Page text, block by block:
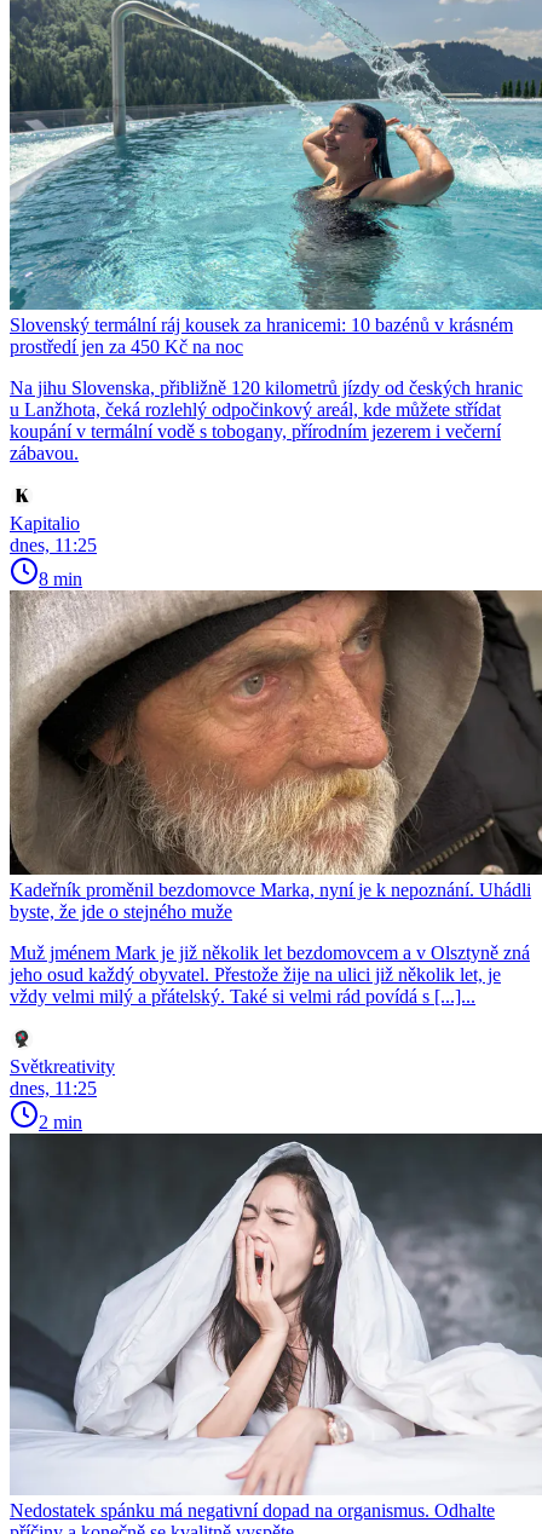
Slovenský termální ráj kousek za hranicemi: 10 bazénů v krásném
prostředí jen za 450 Kč na noc
Na jihu Slovenska, přibližně 120 kilometrů jízdy od českých hranic
u Lanžhota, čeká rozlehlý odpočinkový areál, kde můžete střídat
koupání v termální vodě s tobogany, přírodním jezerem i večerní
zábavou.
Kapitalio
dnes, 11:25
8 min
Kadeřník proměnil bezdomovce Marka, nyní je k nepoznání. Uhádli
byste, že jde o stejného muže
Muž jménem Mark je již několik let bezdomovcem a v Olsztyně zná
jeho osud každý obyvatel. Přestože žije na ulici již několik let, je
vždy velmi milý a přátelský. Také si velmi rád povídá s [...]...
Světkreativity
dnes, 11:25
2 min
Nedostatek spánku má negativní dopad na organismus. Odhalte